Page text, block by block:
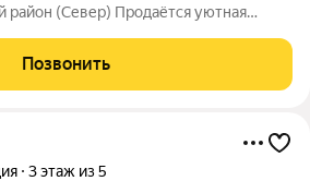
район (Север) Продаётся уютная
Отличный вариант для тех, кто
Ульяновске
Позвонить
3 этаж из 5